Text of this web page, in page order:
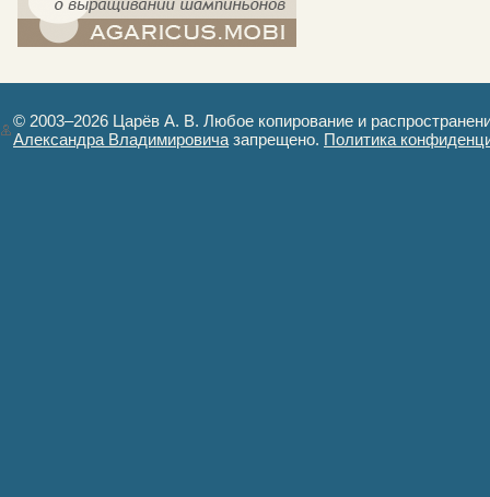
© 2003–2026 Царёв А. В. Любое копирование и
Александра Владимировича запрещено. Политика
Авторизация